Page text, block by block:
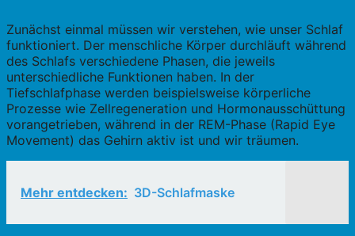
Zunächst einmal müssen wir verstehen, wie unser Schlaf
funktioniert. Der menschliche Körper durchläuft während
des Schlafs verschiedene Phasen, die jeweils
unterschiedliche Funktionen haben. In der
Tiefschlafphase werden beispielsweise körperliche
Prozesse wie Zellregeneration und Hormonausschüttung
vorangetrieben, während in der REM-Phase (Rapid Eye
Movement) das Gehirn aktiv ist und wir träumen.
Mehr entdecken: 3D-Schlafmaske